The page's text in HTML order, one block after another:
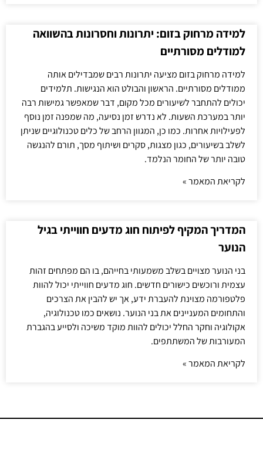
למידה מרחוק בזום: יתרונות וחסרונות בהשוואה
למודלים מסורתיים
למידה מרחוק בזום מציעה יתרונות רבים שמבדילים אותה
ממודלים מסורתיים. הראשון והבולט הוא הנגישות. תלמידים
יכולים להתחבר לשיעורים מכל מקום, דבר שמאפשר גמישות רבה
יותר במערכת השעות. לא נדרש זמן נסיעה, מה שמפנה זמן נוסף
לפעילויות אחרות. כמו כן, המגוון הרחב של כלים טכנולוגיים שניתן
לשלב בשיעורים, כגון מצגות, סקרים ושיתוף מסך, תורם להנגשה
טובה יותר של החומר הנלמד.
לקריאת המאמר »
המדריך המקיף לפיתוח חוג מדעים חווייתי בגיל
הנוער
בני הנוער מצויים בשלב משמעותי בחייהם, בו הם מפתחים זהות
עצמית ורוכשים כישורים חדשים. חוג מדעים חווייתי יכול להוות
פלטפורמה מצוינת להעברת ידע, אך יש להבין את הצרכים
והתחומים המעניינים את בני הנוער. נושאים כמו טכנולוגיה,
אקולוגיה וחקר החלל יכולים להוות מוקד משיכה ולסייע בהגברת
המעורבות של המשתתפים.
לקריאת המאמר »